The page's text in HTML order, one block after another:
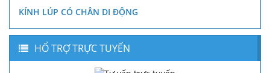
KÍNH LÚP CÓ CHÂN DI ĐỘNG
HỔ TRỢ TRỰC TUYẾN